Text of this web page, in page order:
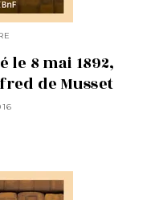
le 8 mai 1892,
de Musset